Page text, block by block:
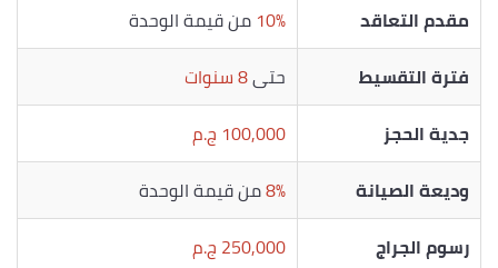
مقدم التعاقد
10% من قيمة الوحدة
فترة التقسيط
حتى8 سنوات
جدية الحجز
100,000 ج.م
وديعة الصيانة
8%من قيمة الوحدة
رسوم الجراج
250,000 ج.م